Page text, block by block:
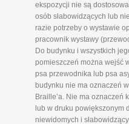
ekspozycji nie są
osób słabowidzących lub
razie potrzeby o wystawie
pracownik wystawy
Do budynku i wszystkich
pomieszczeń można wejść
psa przewodnika lub psa
budynku nie ma oznaczeń
Braille’a. Nie ma oznaczeń
lub w druku powiększonym
niewidomych i